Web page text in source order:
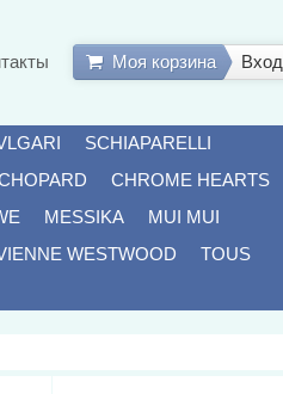
Моя корзина Вход
SCHIAPARELLI
CHROME HEARTS
MESSIKA
MUI MUI
WESTWOOD
TOUS